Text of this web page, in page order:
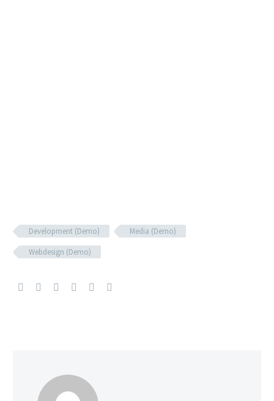
Development (Demo)
Media (Demo)
Webdesign (Demo)